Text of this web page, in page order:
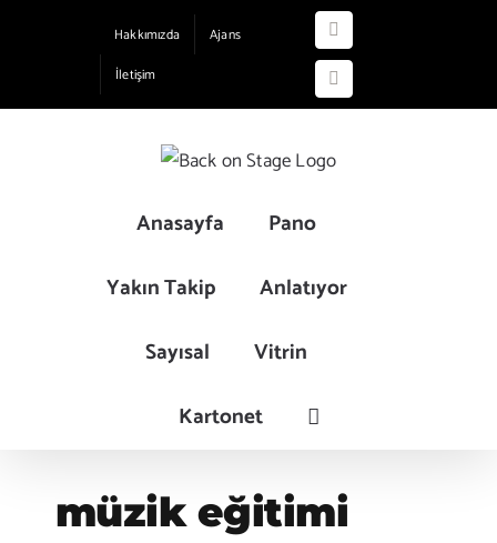
Hakkımızda
Ajans
İletişim
Instagram
YouTube
Anasayfa
Pano
Yakın Takip
Anlatıyor
Sayısal
Vitrin
Kartonet
müzik eğitimi